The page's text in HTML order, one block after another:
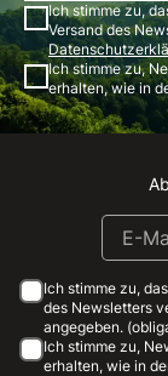
Ich stimme zu,
Versand des
Ich stimme zu,
erhalten, wie in
Ich stimme zu,
des Newsletters
angegeben.
Ich stimme zu,
erhalten, wie in